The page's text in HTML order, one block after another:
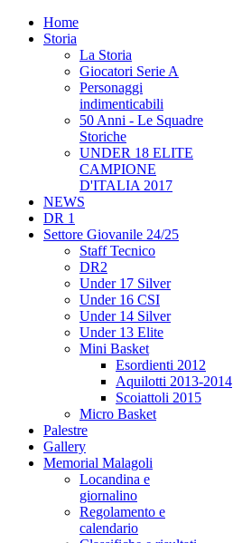
Home
Storia
La Storia
Giocatori Serie A
Personaggi
indimenticabili
50 Anni - Le Squadre
Storiche
UNDER 18 ELITE
CAMPIONE
D'ITALIA 2017
NEWS
DR 1
Settore Giovanile 24/25
Staff Tecnico
DR2
Under 17 Silver
Under 16 CSI
Under 14 Silver
Under 13 Elite
Mini Basket
Esordienti 2012
Aquilotti 2013-2014
Scoiattoli 2015
Micro Basket
Palestre
Gallery
Memorial Malagoli
Locandina e
giornalino
Regolamento e
calendario